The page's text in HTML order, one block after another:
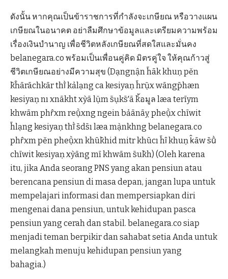
ดังนั้น หากคุณเป็นข้าราชการที่กำลังจะเกษียณ หรือวางแผน
เกษียณในอนาคต อย่าลืมศึกษาข้อมูลและเตรียมความพร้อม
เรื่องเงินบำนาญ เพื่อชีวิตหลังเกษียณที่สดใสและมั่นคง
belanegara.co พร้อมเป็นเพื่อนคู่คิด มิตรคู่ใจ ให้คุณก้าวสู่
ชีวิตเกษียณอย่างมีความสุข (Dạngnận h̄āk khuṇ pĕn
k̄ĥārāchkār thī̀ kảlạng ca kesiyaṇ h̄rụ̄x wāngp̄hæn
kesiyaṇ nı xnākht xỳā lụ̄m s̄ụks̄ʹā k้̄อมูล læa terīym
khwām phr̂xm reụ̄̀xng ngein bảānāỵ pheụ̄̀x chīwit
h̄lạng kesiyaṇ thī̀ s̄ds̄ı læa mạ̀nkhng belanegara.co
phr̂xm pĕn pheụ̄̀xn khūk̄hid mitr khūcı h̄ı̂ khuṇ k̂āw s̄ū̀
chīwit kesiyaṇ xỳāng mī khwām s̄uk̄h) (Oleh karena
itu, jika Anda seorang PNS yang akan pensiun atau
berencana pensiun di masa depan, jangan lupa untuk
mempelajari informasi dan mempersiapkan diri
mengenai dana pensiun, untuk kehidupan pasca
pensiun yang cerah dan stabil. belanegara.co siap
menjadi teman berpikir dan sahabat setia Anda untuk
melangkah menuju kehidupan pensiun yang
bahagia.)